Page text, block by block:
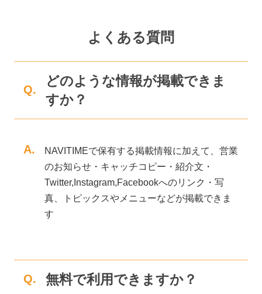
よくある質問
Q.
どのような情報が掲載できま
すか？
A.
NAVITIMEで保有する掲載情報に加えて、営業
のお知らせ・キャッチコピー・紹介文・
Twitter,Instagram,Facebookへのリンク・写
真、トピックスやメニューなどが掲載できま
す
Q. 無料で利用できますか？